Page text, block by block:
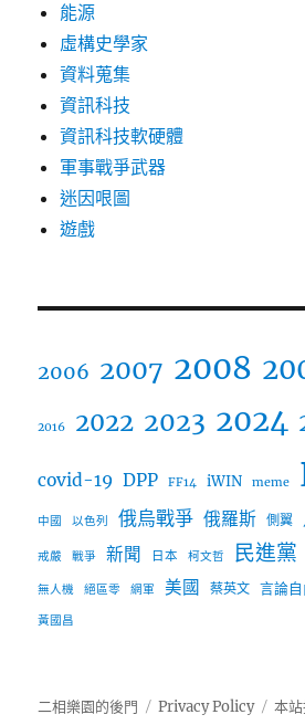
能源
虛構史學家
資料蒐集
資訊科技
資訊科技軟硬體
軍事戰爭武器
迷因哏圖
遊戲
2006 2007 2008
2016 2022 2023 2024
covid-19 DPP FF14 iWIN meme
中國 以色列 俄烏戰爭 俄羅斯 側翼
戒嚴 戰爭 新聞 日本 柯文哲 民進黨
無人機 絕區零 網軍 美國 蔡英文 言論自
黃國昌
二相樂園的後門 Privacy Policy 本